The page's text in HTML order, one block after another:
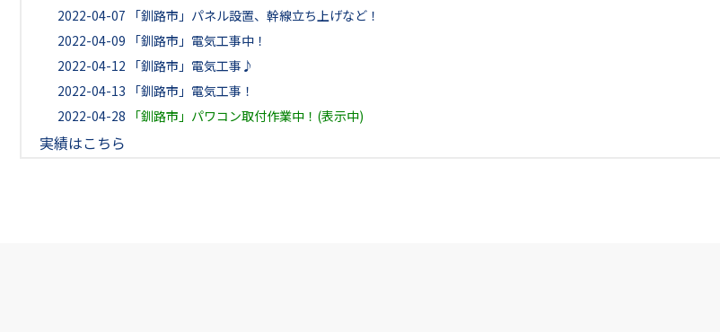
2022-04-07
「釧路市」パネル設置、幹線立ち上げなど！
2022-04-09
「釧路市」電気工事中！
2022-04-12
「釧路市」電気工事♪
2022-04-13
「釧路市」電気工事！
2022-04-28
「釧路市」パワコン取付作業中！(表示中)
実績はこちら